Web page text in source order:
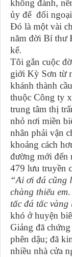
không đành,
ủy để đối
Đó là một vài
năm đời Bí thư
kể.
Tôi gắn cuộc
giới Kỳ Sơn từ
khánh thành
thuộc Công ty
trung tâm thị
nhỏ nơi miền
nhân phải vận
khoảng cách
đường mới đến
479 lưu truyền
“Ai ơi đá cũng
chàng thiếu
tấc đá tấc vàng
khó ở huyện
Giảng đã
phên dậu; đã
nhiều nhà cửa